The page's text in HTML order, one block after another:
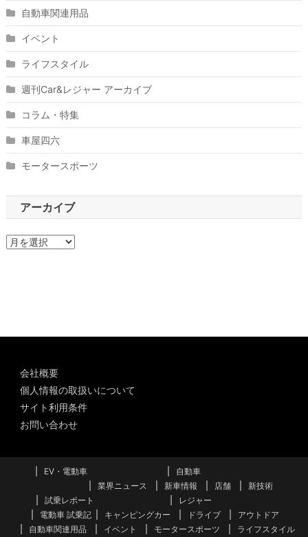
自動車関連用品
イベント
ライフスタイル
週刊Car&レジャー アーカイブ
コラム・特集
車屋四六
モータースポーツ
アーカイブ
ア
会社概要
個人情報の取扱いについて
サイト利用条件
お問い合わせ
EV・電動車
自動車
業界ニュース
新車情報 店舗
新技術
試乗レポート
電動車 試乗記
レジャー
キャンピングカー
ドライブ
アウトドア
自動車関連用品
イベント モータースポーツ ライフスタイル